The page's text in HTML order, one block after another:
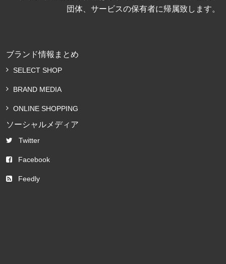
団体、サービスの保有者に帰属致します。
ブランド情報まとめ
SELECT SHOP
BRAND MEDIA
ONLINE SHOPPING
ソーシャルメディア
Twitter
Facebook
Feedly